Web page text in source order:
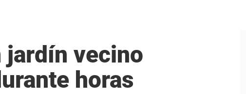
jardín vecino
horas